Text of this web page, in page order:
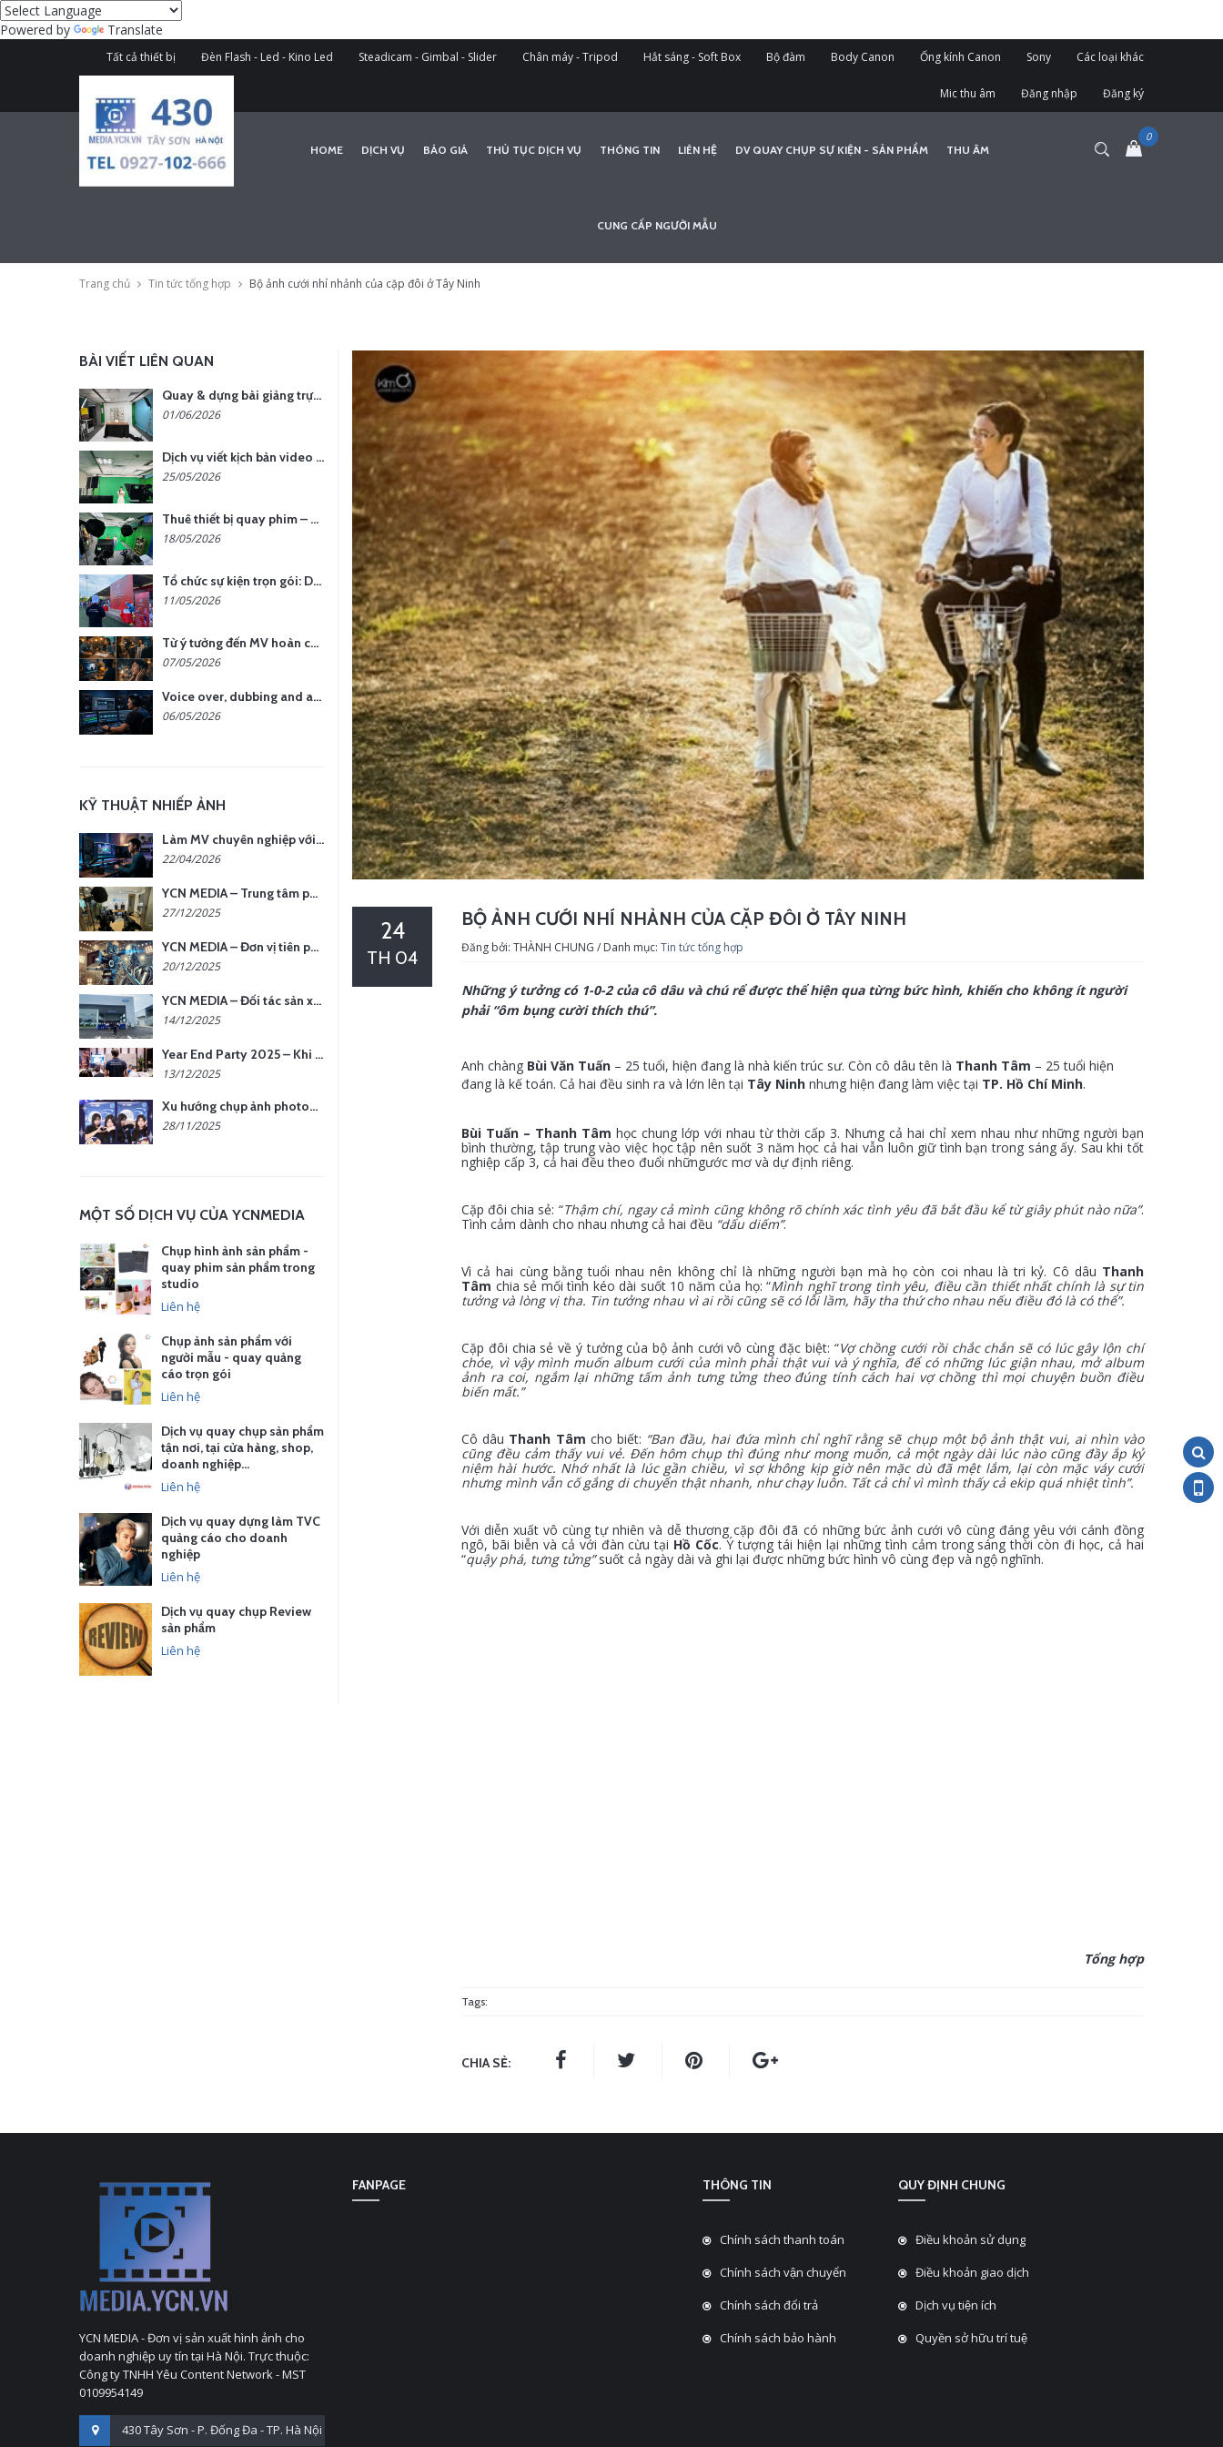
Powered by Translate
Tất cả thiết bị Đèn Flash - Led - Kino Led Steadicam - Gimbal - Slider Chân máy - Tripod Hắt sáng - Soft Box Bộ đàm Body Canon Ống kính Canon Sony Các loại khác
Mic thu âm Đăng nhập Đăng ký
HOME DỊCH VỤ BÁO GIÁ THỦ TỤC DỊCH VỤ THÔNG TIN LIÊN HỆ DV QUAY CHỤP SỰ KIỆN - SẢN PHẨM THU ÂM
CUNG CẤP NGƯỜI MẪU
Trang chủ Tin tức tổng hợp Bộ ảnh cưới nhí nhảnh của cặp đôi ở Tây Ninh
BỘ ẢNH CƯỚI NHÍ NHẢNH CỦA CẶP ĐÔI Ở TÂY NINH
24
TH 04 Đăng bởi: THÀNH CHUNG / Danh mục: Tin tức tổng hợp
Những ý tưởng có 1-0-2 của cô dâu và chú rể được thể hiện qua từng bức hình, khiến cho không ít người
phải “ôm bụng cười thích thú”.
Anh chàng Bùi Văn Tuấn – 25 tuổi, hiện đang là nhà kiến trúc sư. Còn cô dâu tên là Thanh Tâm – 25 tuổi hiện
đang là kế toán. Cả hai đều sinh ra và lớn lên tại Tây Ninh nhưng hiện đang làm việc tại TP. Hồ Chí Minh.
Bùi Tuấn – Thanh Tâm học chung lớp với nhau từ thời cấp 3. Nhưng cả hai chỉ xem nhau như những người bạn
bình thường, tập trung vào việc học tập nên suốt 3 năm học cả hai vẫn luôn giữ tình bạn trong sáng ấy. Sau khi tốt
nghiệp cấp 3, cả hai đều theo đuổi nhữngước mơ và dự định riêng.
Cặp đôi chia sẻ: “Thậm chí, ngay cả mình cũng không rõ chính xác tình yêu đã bắt đầu kể từ giây phút nào nữa”.
Tình cảm dành cho nhau nhưng cả hai đều “dấu diếm”.
Vì cả hai cùng bằng tuổi nhau nên không chỉ là những người bạn mà họ còn coi nhau là tri kỷ. Cô dâu Thanh
Tâm chia sẻ mối tình kéo dài suốt 10 năm của họ: “Mình nghĩ trong tình yêu, điều cần thiết nhất chính là sự tin
tưởng và lòng vị tha. Tin tưởng nhau vì ai rồi cũng sẽ có lỗi lầm, hãy tha thứ cho nhau nếu điều đó là có thể”.
Cặp đôi chia sẻ về ý tưởng của bộ ảnh cưới vô cùng đặc biệt: “Vợ chồng cưới rồi chắc chắn sẽ có lúc gây lộn chí
chóe, vì vậy mình muốn album cưới của mình phải thật vui và ý nghĩa, để có những lúc giận nhau, mở album
ảnh ra coi, ngắm lại những tấm ảnh tưng tửng theo đúng tính cách hai vợ chồng thì mọi chuyện buồn điều
biến mất.”
Cô dâu Thanh Tâm cho biết: “Ban đầu, hai đứa mình chỉ nghĩ rằng sẽ chụp một bộ ảnh thật vui, ai nhìn vào
cũng đều cảm thấy vui vẻ. Đến hôm chụp thì đúng như mong muốn, cả một ngày dài lúc nào cũng đầy ắp kỷ
niệm hài hước. Nhớ nhất là lúc gần chiều, vì sợ không kịp giờ nên mặc dù đã mệt lắm, lại còn mặc váy cưới
nhưng mình vẫn cố gắng di chuyển thật nhanh, như chạy luôn. Tất cả chỉ vì mình thấy cả ekip quá nhiệt tình”.
Với diễn xuất vô cùng tự nhiên và dễ thương cặp đôi đã có những bức ảnh cưới vô cùng đáng yêu với cánh đồng
ngô, bãi biễn và cả với đàn cừu tại Hồ Cốc. Ý tượng tái hiện lại những tình cảm trong sáng thời còn đi học, cả hai
“quậy phá, tưng tửng”suốt cả ngày dài và ghi lại được những bức hình vô cùng đẹp và ngộ nghĩnh.
Tổng hợp
Tags:
CHIA SẺ:
BÀI VIẾT LIÊN QUAN
Quay & dựng bài giảng trực tuyến – Xu hướng đào tạo thời đại số
01/06/2026
Dịch vụ viết kịch bản video – Bước quan trọng quyết định thành công nội dung
25/05/2026
Thuê thiết bị quay phim – chụp ảnh: Giải pháp tối ưu chi phí cho doanh nghiệp
18/05/2026
Tổ chức sự kiện trọn gói: Doanh nghiệp được gì khi chọn đơn vị chuyên nghiệp?
11/05/2026
Từ ý tưởng đến MV hoàn chỉnh: giải pháp trọn gói tại YCN Media
07/05/2026
Voice over, dubbing and audio production services in Vietnam for global content
06/05/2026
KỸ THUẬT NHIẾP ẢNH
Làm MV chuyên nghiệp với chi phí tối ưu: nên chọn quay thực tế hay video AI?
22/04/2026
YCN MEDIA – Trung tâm phụ kiện quay chụp tại Hà Nội
27/12/2025
YCN MEDIA – Đơn vị tiên phong sản xuất hình ảnh & âm thanh bằng AI tại Hà Nội
20/12/2025
YCN MEDIA – Đối tác sản xuất hình ảnh chuyên nghiệp cho doanh nghiệp tại Hà Nội
14/12/2025
Year End Party 2025 – Khi Khoảnh Khắc Trở Thành Dấu Ấn | Gói Ưu Đãi Tháng 12 Từ YCN Media
13/12/2025
Xu hướng chụp ảnh photobooth tại các sự kiện hiện nay
28/11/2025
MỘT SỐ DỊCH VỤ CỦA YCNMEDIA
Chụp hình ảnh sản phẩm -
quay phim sản phẩm trong
studio
Liên hệ
Chụp ảnh sản phẩm với
người mẫu - quay quảng
cáo trọn gói
Liên hệ
Dịch vụ quay chụp sản phẩm
tận nơi, tại cửa hàng, shop,
doanh nghiệp…
Liên hệ
Dịch vụ quay dựng làm TVC
quảng cáo cho doanh
nghiệp
Liên hệ
Dịch vụ quay chụp Review
sản phẩm
Liên hệ
YCN MEDIA - Đơn vị sản xuất hình ảnh cho
doanh nghiệp uy tín tại Hà Nội. Trực thuộc:
Công ty TNHH Yêu Content Network - MST
0109954149
430 Tây Sơn - P. Đống Đa - TP. Hà Nội
FANPAGE THÔNG TIN
Chính sách thanh toán
Chính sách vận chuyển
Chính sách đổi trả
Chính sách bảo hành
QUY ĐỊNH CHUNG
Điều khoản sử dụng
Điều khoản giao dịch
Dịch vụ tiện ích
Quyền sở hữu trí tuệ